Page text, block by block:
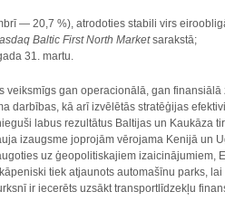
— 20,7 %), atrodoties stabili virs
Baltic First North Marketsarakstā;
31. martu.
veiksmīgs gan operacionālā, gan
darbības, kā arī izvēlētās stratēģijas
labus rezultātus Baltijas un Kaukāza
izaugsme joprojām vērojama Kenijā un
uz ģeopolitiskajiem izaicinājumiem,
tiek atjaunots automašīnu parks,
ir iecerēts uzsākt transportlīdzekļu